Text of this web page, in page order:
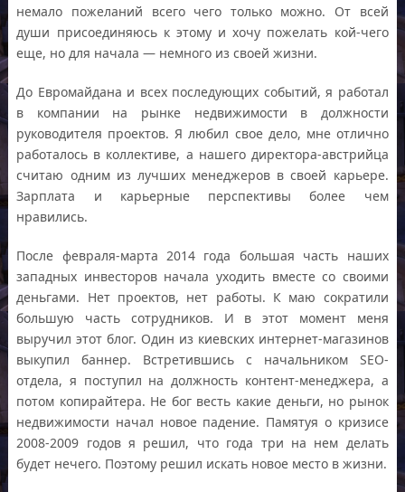
немало пожеланий всего чего только можно. От всей
души присоединяюсь к этому и хочу пожелать кой-чего
еще, но для начала — немного из своей жизни.
До Евромайдана и всех последующих событий, я работал
в компании на рынке недвижимости в должности
руководителя проектов. Я любил свое дело, мне отлично
работалось в коллективе, а нашего директора-австрийца
считаю одним из лучших менеджеров в своей карьере.
Зарплата и карьерные перспективы более чем
нравились.
После февраля-марта 2014 года большая часть наших
западных инвесторов начала уходить вместе со своими
деньгами. Нет проектов, нет работы. К маю сократили
большую часть сотрудников. И в этот момент меня
выручил этот блог. Один из киевских интернет-магазинов
выкупил баннер. Встретившись с начальником SEO-
отдела, я поступил на должность контент-менеджера, а
потом копирайтера. Не бог весть какие деньги, но рынок
недвижимости начал новое падение. Памятуя о кризисе
2008-2009 годов я решил, что года три на нем делать
будет нечего. Поэтому решил искать новое место в жизни.